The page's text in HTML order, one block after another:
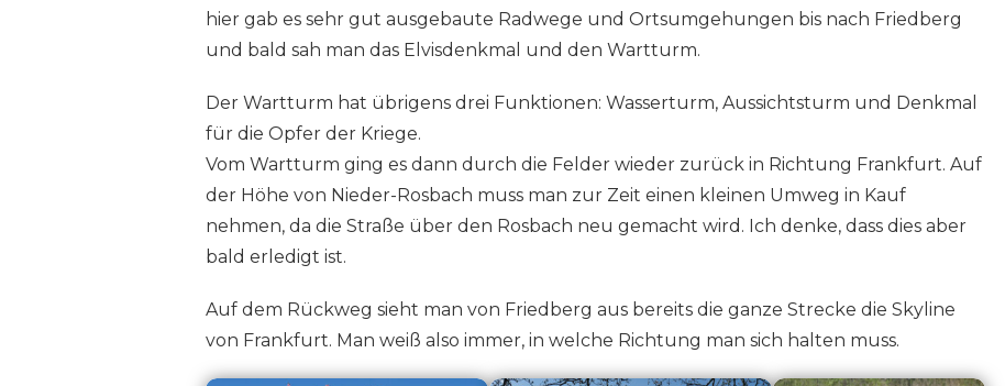
hier gab es sehr gut ausgebaute Radwege und Ortsumgehungen bis nach Friedberg
und bald sah man das Elvisdenkmal und den Wartturm.
Der Wartturm hat übrigens drei Funktionen: Wasserturm, Aussichtsturm und Denkmal
für die Opfer der Kriege.
Vom Wartturm ging es dann durch die Felder wieder zurück in Richtung Frankfurt. Auf
der Höhe von Nieder-Rosbach muss man zur Zeit einen kleinen Umweg in Kauf
nehmen, da die Straße über den Rosbach neu gemacht wird. Ich denke, dass dies aber
bald erledigt ist.
Auf dem Rückweg sieht man von Friedberg aus bereits die ganze Strecke die Skyline
von Frankfurt. Man weiß also immer, in welche Richtung man sich halten muss.